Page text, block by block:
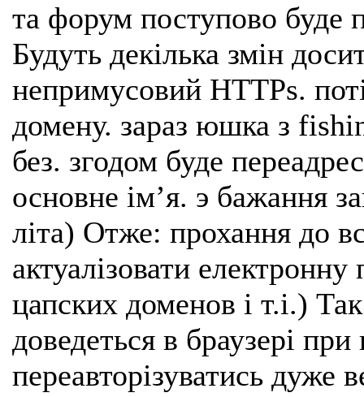
та форум поступово буде
Будуть декілька змін
непримусовий HTTPs.
домену. зараз юшка з
без. згодом буде
основне імʼя. э бажання
літа) Отже: прохання до
актуалізовати
цапских доменов і т.і.)
доведеться в браузері
переавторізуватись